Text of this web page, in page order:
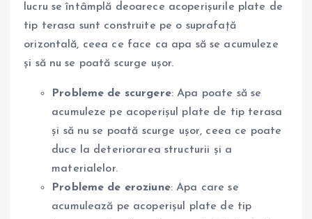
lucru se întâmplă deoarece acoperișurile plate de
tip terasa sunt construite pe o suprafață
orizontală, ceea ce face ca apa să se acumuleze
și să nu se poată scurge ușor.
Probleme de scurgere: Apa poate să se
acumuleze pe acoperișul plate de tip terasa
și să nu se poată scurge ușor, ceea ce poate
duce la deteriorarea structurii și a
materialelor.
Probleme de eroziune: Apa care se
acumulează pe acoperișul plate de tip